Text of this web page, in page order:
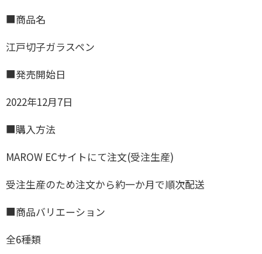
■商品名
江戸切子ガラスペン
■発売開始日
2022年12月7日
■購入方法
MAROW ECサイトにて注文(受注生産)
受注生産のため注文から約一か月で順次配送
■商品バリエーション
全6種類